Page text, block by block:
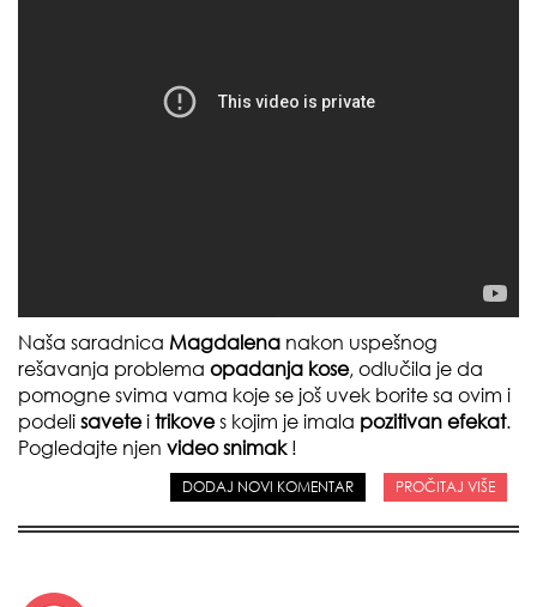
Naša saradnica Magdalena nakon uspešnog
rešavanja problema opadanja kose, odlučila je da
pomogne svima vama koje se još uvek borite sa ovim i
podeli savetei trikoves kojim je imala pozitivan efekat.
Pogledajte njen video snimak !
DODAJ NOVI KOMENTAR PROČITAJ VIŠE